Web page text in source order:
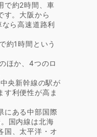
で約2時間、車
す。大阪から
ら高速道路利
約1時間という
ほか、4つのロ
央新幹線の駅が
す利便性が高ま
にある中部国際
国内線は北海
国、太平洋・オ